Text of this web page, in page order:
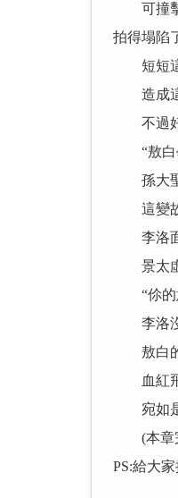
可撞擊
拍得塌陷
短短這
造成這
不過好
“敖白學
孫大聖
這變故
李洛面
景太虛
“伱的意
李洛沒
敖白的
血紅飛
宛如是
(本章
PS:給大